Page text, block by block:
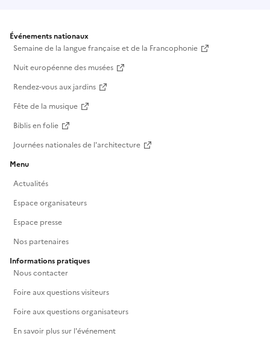
Événements nationaux
Semaine de la langue française et de la Francophonie
Nuit européenne des musées
Rendez-vous aux jardins
Fête de la musique
Biblis en folie
Journées nationales de l'architecture
Menu
Actualités
Espace organisateurs
Espace presse
Nos partenaires
Informations pratiques
Nous contacter
Foire aux questions visiteurs
Foire aux questions organisateurs
En savoir plus sur l'événement